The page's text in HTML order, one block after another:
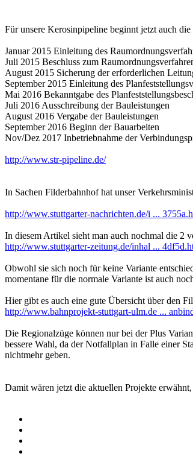
Für unsere Kerosinpipeline beginnt jetzt auch
Januar 2015 Einleitung des
Juli 2015 Beschluss zum
August 2015 Sicherung der erforderlichen
September 2015 Einleitung des
Mai 2016 Bekanntgabe des
Juli 2016 Ausschreibung der Bauleistungen
August 2016 Vergabe der Bauleistungen
September 2016 Beginn der Bauarbeiten
Nov/Dez 2017 Inbetriebnahme der
http://www.str-pipeline.de/
In Sachen Filderbahnhof hat unser
http://www.stuttgarter-nachrichten.de/i ...
In diesem Artikel sieht man auch nochmal die 2
http://www.stuttgarter-zeitung.de/inhal ...
Obwohl sie sich noch für keine Variante
momentane für die normale Variante ist auch
Hier gibt es auch eine gute Übersicht über den
http://www.bahnprojekt-stuttgart-ulm.de ...
Die Regionalzüge können nur bei der Plus
bessere Wahl, da der Notfallplan in Falle einer
nichtmehr geben.
Damit wären jetzt die aktuellen Projekte